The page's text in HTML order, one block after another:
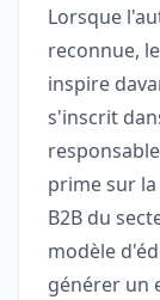
Lorsque
reconnue,
inspire
s'inscrit
prime sur
B2B du
modèle
générer un